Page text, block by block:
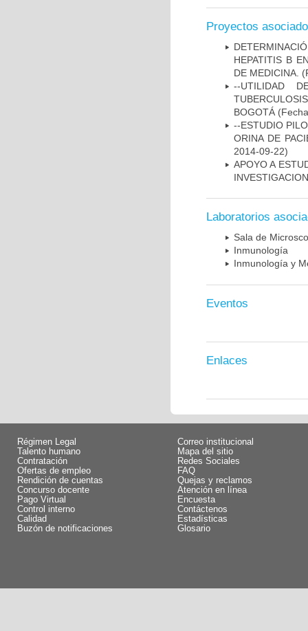
Proyectos
HEPATITIS B
DE MEDICINA.
--UTILIDAD
BOGOTÁ
--ESTUDIO
ORINA DE
2014-09-22)
APOYO A
Laboratorios
Sala de
Inmunología
Inmunología y
Eventos
Enlaces
Régimen Legal
Talento humano
Contratación
Ofertas de empleo
Rendición de cuentas
Concurso docente
Pago Virtual
Control interno
Calidad
Buzón de notificaciones
Correo institucional
Mapa del sitio
Redes Sociales
FAQ
Quejas y reclamos
Atención en línea
Encuesta
Contáctenos
Estadísticas
Glosario